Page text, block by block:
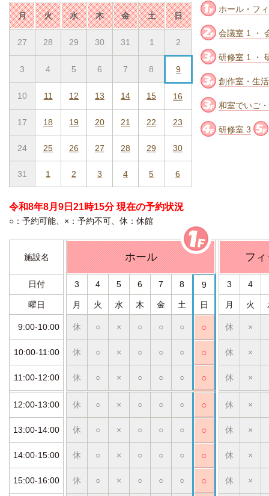
月 火 水 木 金 土 日
27 28 29 30 31 1 2
3 4 5 6 7 8 9
10 11 12 13 14 15 16
17 18 19 20 21 22 23
24 25 26 27 28 29 30
31 1 2 3 4 5 6
ホール・フ
会議室 1 ・
研修室 1 ・
創作室・生
和室でいご
研修室 3
令和8年8月9日21時15分 現在の予約状況
○：予約可能、×：予約不可、休：休館
施設名 ホール フィ
日付 3 4 5 6 7 8 9 3 4
曜日 月 火 水 木 金 土 日 月 火
9:00-10:00 休 ○ × ○ ○ ○ ○ 休 ×
10:00-11:00 休 ○ × ○ ○ ○ ○ 休 ×
11:00-12:00 休 ○ × ○ ○ ○ ○ 休 ×
12:00-13:00 休 ○ × ○ ○ ○ ○ 休 ×
13:00-14:00 休 ○ × ○ ○ ○ ○ 休 ×
14:00-15:00 休 ○ × ○ ○ ○ ○ 休 ×
15:00-16:00 休 ○ × ○ ○ ○ ○ 休 ×